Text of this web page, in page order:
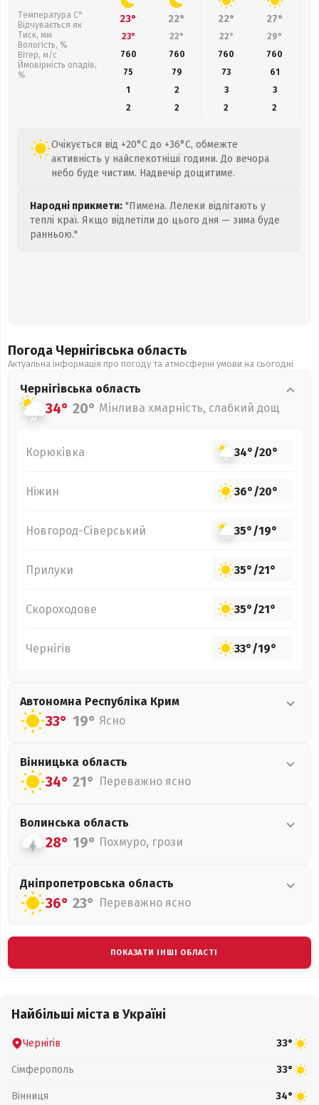
Температура С°
Відчувається як
Тиск, мм
Вологість, %
Вітер, м/с
Ймовірність опадів,
%
23° 22° 22° 27°
23° 22° 22° 29°
760
760 760 760
75
79 73 61
1
2 3
3
2
2 2 2
Очікується від +20°C до +36°C, обмежте
активність у найспекотніші години. До вечора
небо буде чистим. Надвечір дощитиме.
Народні прикмети: "Пимена. Лелеки відлітають у
теплі краї. Якщо відлетіли до цього дня — зима буде
ранньою."
Погода Чернігівська область
Актуальна інформація про погоду та атмосферні умови на сьогодні
Чернігівська область
34° 20° Мінлива хмарність, слабкий дощ
Корюківка 34°/20°
Ніжин 36°/20°
Новгород-Сіверський 35°/19°
Прилуки 35°/21°
Скороходове 35°/21°
Чернігів 33°/19°
Автономна Республіка Крим
33° 19° Ясно
Вінницька область
34° 21° Переважно ясно
Волинська область
28° 19° Похмуро, грози
Дніпропетровська область
36° 23° Переважно ясно
ПОКАЗАТИ ІНШІ ОБЛАСТІ
Найбільші міста в Україні
Чернігів 33°
Сімферополь 33°
Вінниця 34°